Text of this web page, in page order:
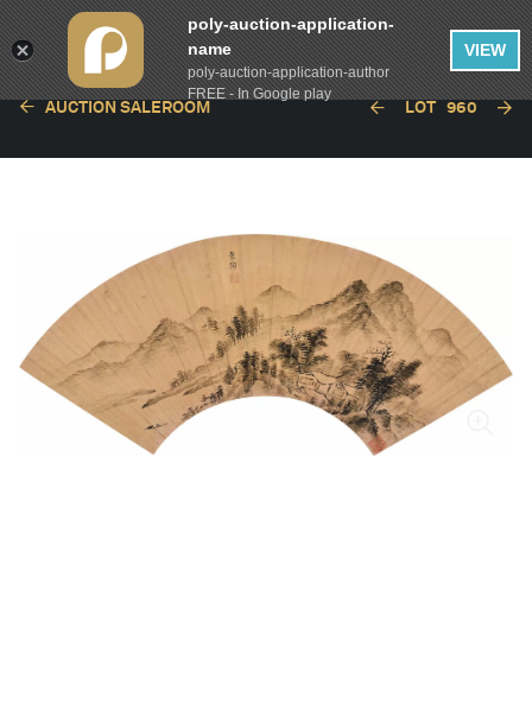
AUCTION SALEROOM LOT 960
poly-auction-application-
name
poly-auction-application-author
FREE - In Google play
VIEW